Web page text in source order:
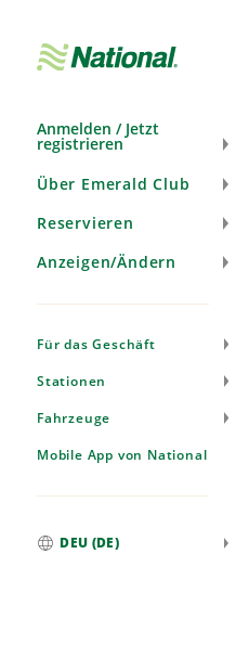
Anmelden / Jetzt
registrieren
Über Emerald Club
Reservieren
Anzeigen/Ändern
Für das Geschäft
Stationen
Fahrzeuge
Mobile App von National
DEU (DE)